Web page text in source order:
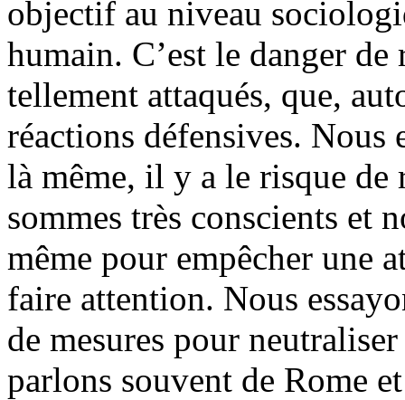
objectif au niveau
humain. C’est le danger
tellement attaqués, que,
réactions défensives. Nous
là même, il y a le risque de
sommes très conscients et
même pour empêcher une
faire attention. Nous
de mesures pour
parlons souvent de Rome